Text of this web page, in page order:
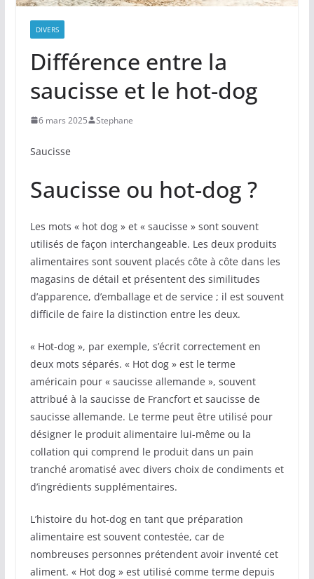
DIVERS
Différence entre la
saucisse et le hot-dog
6 mars 2025 Stephane
Saucisse
Saucisse ou hot-dog ?
Les mots « hot dog » et « saucisse » sont souvent
utilisés de façon interchangeable. Les deux produits
alimentaires sont souvent placés côte à côte dans les
magasins de détail et présentent des similitudes
d’apparence, d’emballage et de service ; il est souvent
difficile de faire la distinction entre les deux.
« Hot-dog », par exemple, s’écrit correctement en
deux mots séparés. « Hot dog » est le terme
américain pour « saucisse allemande », souvent
attribué à la saucisse de Francfort et saucisse de
saucisse allemande. Le terme peut être utilisé pour
désigner le produit alimentaire lui-même ou la
collation qui comprend le produit dans un pain
tranché aromatisé avec divers choix de condiments et
d’ingrédients supplémentaires.
L’histoire du hot-dog en tant que préparation
alimentaire est souvent contestée, car de
nombreuses personnes prétendent avoir inventé cet
aliment. « Hot dog » est utilisé comme terme depuis